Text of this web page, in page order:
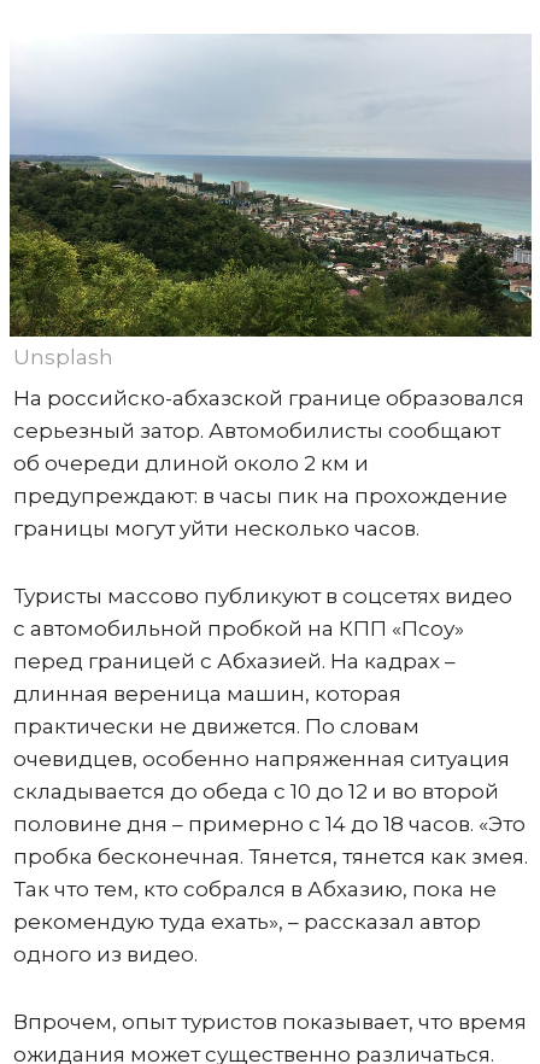
Unsplash
На российско-абхазской границе образовался
серьезный затор. Автомобилисты сообщают
об очереди длиной около 2 км и
предупреждают: в часы пик на прохождение
границы могут уйти несколько часов.
Туристы массово публикуют в соцсетях видео
с автомобильной пробкой на КПП «Псоу»
перед границей с Абхазией. На кадрах –
длинная вереница машин, которая
практически не движется. По словам
очевидцев, особенно напряженная ситуация
складывается до обеда с 10 до 12 и во второй
половине дня – примерно с 14 до 18 часов. «Это
пробка бесконечная. Тянется, тянется как змея.
Так что тем, кто собрался в Абхазию, пока не
рекомендую туда ехать», – рассказал автор
одного из видео.
Впрочем, опыт туристов показывает, что время
ожидания может существенно различаться.